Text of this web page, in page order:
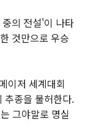
의 전설'이 나타
것만으로 우승
이저 세계대회
추종을 불허한다.
그야말로 명실